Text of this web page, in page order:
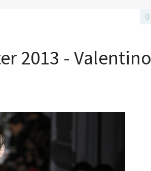
2013 - Valentino
0